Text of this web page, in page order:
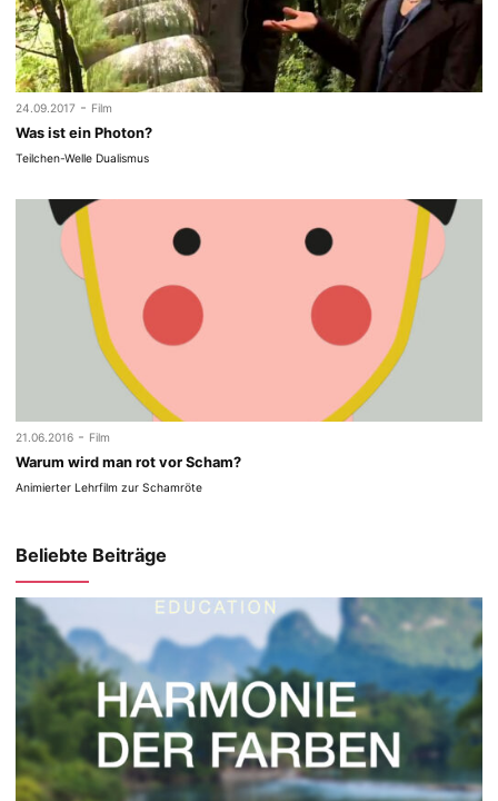
24.09.2017 - Film
Was ist ein Photon?
Teilchen-Welle Dualismus
21.06.2016 - Film
Warum wird man rot vor Scham?
Animierter Lehrfilm zur Schamröte
Beliebte Beiträge